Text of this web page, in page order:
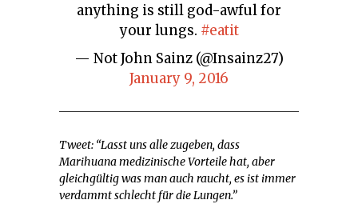
anything is still god-awful for
your lungs. #eatit
— Not John Sainz (@Insainz27)
January 9, 2016
Tweet: “Lasst uns alle zugeben, dass
Marihuana medizinische Vorteile hat, aber
gleichgültig was man auch raucht, es ist immer
verdammt schlecht für die Lungen.”